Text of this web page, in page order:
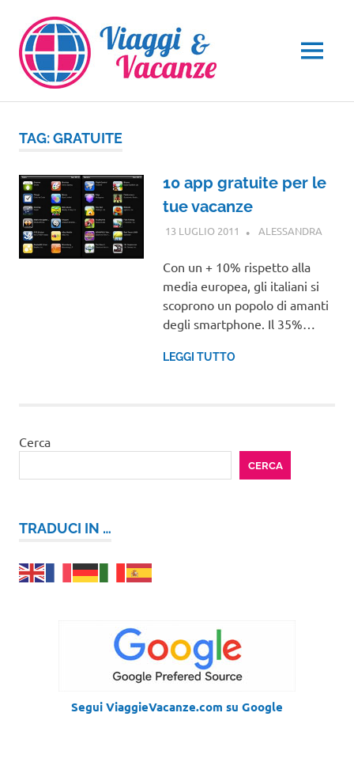
contenuto
MENU
TAG:GRATUITE
10 app gratuite per le
tue vacanze
13 LUGLIO 2011 ALESSANDRA
Con un + 10% rispetto alla
media europea, gli italiani si
scoprono un popolo di amanti
degli smartphone. Il 35%…
LEGGI TUTTO
Cerca
CERCA
TRADUCI IN …
Segui ViaggieVacanze.com su Google